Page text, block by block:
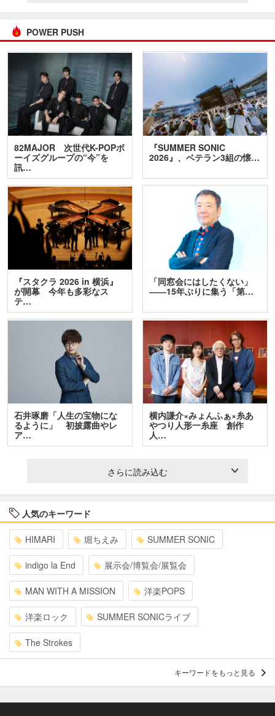
POWER PUSH
82MAJOR 次世代K-POPボ
ーイズグループの“今”を
訊…
『SUMMER SONIC
2026』、ベテラン3組の懐…
『スタクラ 2026 in 横浜』
が開幕 今年も多彩なス
テ…
「同窓会にはしたくない」
――15年ぶりに集う「第…
石井琢磨「人生の宝物にな
るように」 初披露曲やレ
ア…
横内謙介×みょんふぁ×糸あ
やつり人形一糸座 創作
人…
さらに読み込む
人気のキーワード
HIMARI 堀ちえみ SUMMER SONIC
indigo la End 展示会/博覧会/展覧会
MAN WITH A MISSION 洋楽POPS
洋楽ロック SUMMER SONICライブ
The Strokes
キーワードをもっと見る